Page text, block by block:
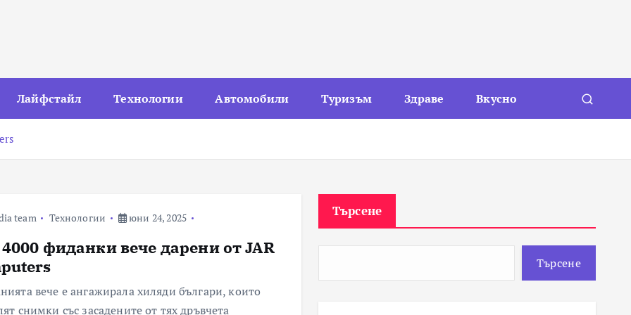
Лайфстайл Технологии Автомобили Туризъм Здраве Вкусно
team Технологии юни 24, 2025
фиданки вече дарени от JAR
вече е ангажирала хиляди българи, които
снимки със засадените от тях дръвчета
Търсене
Търсене